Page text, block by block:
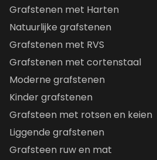
Grafstenen met Harten
Natuurlijke grafstenen
Grafstenen met RVS
Grafstenen met cortenstaal
Moderne grafstenen
Kinder grafstenen
Grafsteen met rotsen en keien
Liggende grafstenen
Grafsteen ruw en mat